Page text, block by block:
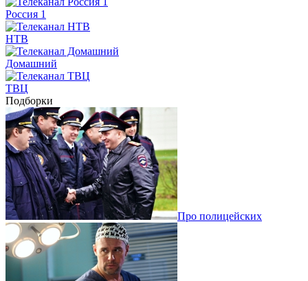
Россия 1
НТВ
Домашний
ТВЦ
Подборки
Про полицейских